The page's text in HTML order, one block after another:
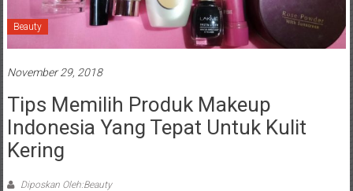
Beauty
November 29, 2018
Tips Memilih Produk Makeup
Indonesia Yang Tepat Untuk Kulit
Kering
Diposkan Oleh:Beauty